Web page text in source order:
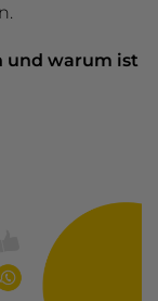
und warum ist